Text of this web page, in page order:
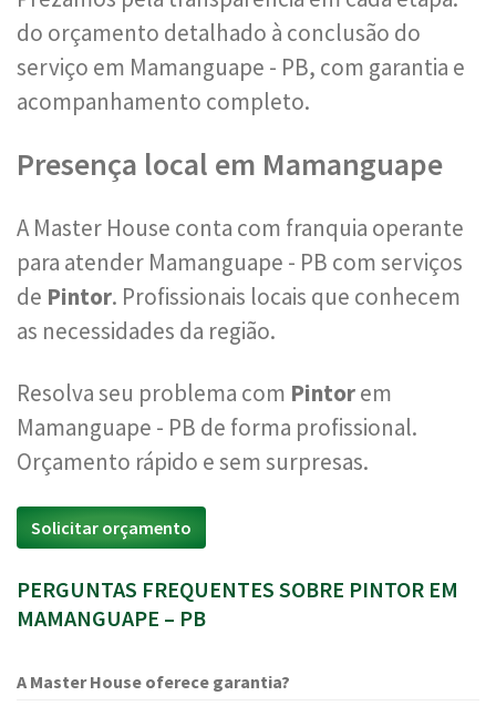
do orçamento detalhado à conclusão do
serviço em Mamanguape - PB, com garantia e
acompanhamento completo.
Presença local em Mamanguape
A Master House conta com franquia operante
para atender Mamanguape - PB com serviços
de Pintor. Profissionais locais que conhecem
as necessidades da região.
Resolva seu problema com Pintorem
Mamanguape - PB de forma profissional.
Orçamento rápido e sem surpresas.
Solicitar orçamento
PERGUNTAS FREQUENTES SOBRE PINTOR EM
MAMANGUAPE – PB
A Master House oferece garantia?